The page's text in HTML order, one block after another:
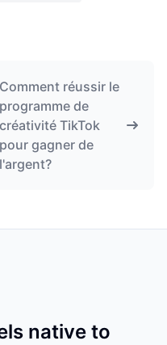
Comment réussir le
programme de
créativité TikTok
pour gagner de
l'argent?
native to